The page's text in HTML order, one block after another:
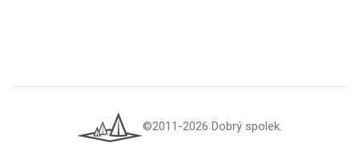
©2011-2026 Dobrý spolek.